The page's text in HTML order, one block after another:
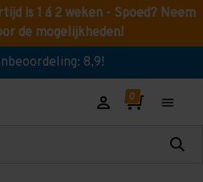
is 1 á 2 weken - Spoed? Neem
de mogelijkheden!
8,9!